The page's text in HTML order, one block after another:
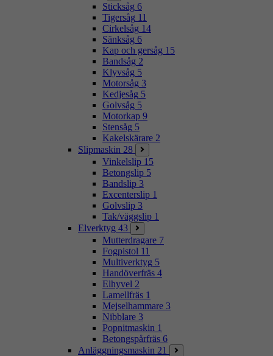
Sticksåg 6
Tigersåg 11
Cirkelsåg 14
Sänksåg 6
Kap och gersåg 15
Bandsåg 2
Klyvsåg 5
Motorsåg 3
Kedjesåg 5
Golvsåg 5
Motorkap 9
Stensåg 5
Kakelskärare 2
Slipmaskin 28
Vinkelslip 15
Betongslip 5
Bandslip 3
Excenterslip 1
Golvslip 3
Tak/väggslip 1
Elverktyg 43
Mutterdragare 7
Fogpistol 11
Multiverktyg 5
Handöverfräs 4
Elhyvel 2
Lamellfräs 1
Mejselhammare 3
Nibblare 3
Popnitmaskin 1
Betongspårfräs 6
Anläggningsmaskin 21